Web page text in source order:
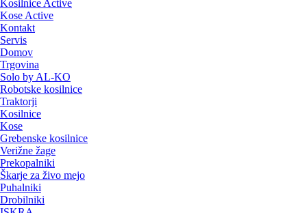
Kosilnice Active
Kose Active
Kontakt
Servis
Domov
Trgovina
Solo by AL-KO
Robotske kosilnice
Traktorji
Kosilnice
Kose
Grebenske kosilnice
Verižne žage
Prekopalniki
Škarje za živo mejo
Puhalniki
Drobilniki